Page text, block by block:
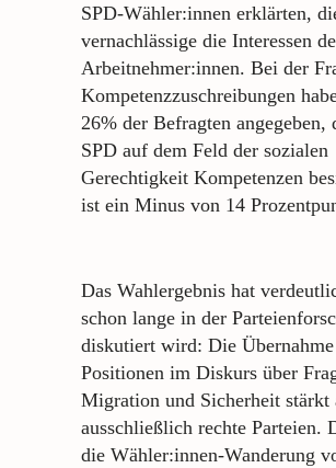
SPD-Wähler:innen erklärten,
vernachlässige die Interessen
Arbeitnehmer:innen. Bei der
Kompetenzzuschreibungen
26% der Befragten angegeben,
SPD auf dem Feld der sozialen
Gerechtigkeit Kompetenzen
ist ein Minus von 14
Das Wahlergebnis hat
schon lange in der
diskutiert wird: Die
Positionen im Diskurs über
Migration und Sicherheit stärkt
ausschließlich rechte Parteien.
die Wähler:innen-Wanderung